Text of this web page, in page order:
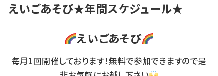
えいごあそび★年間スケジュール★
えいごあそび
毎月1回開催しております！無料で参加できますので是